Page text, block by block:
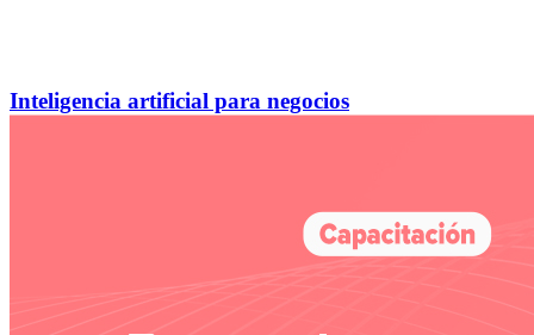
Inteligencia artificial para negocios